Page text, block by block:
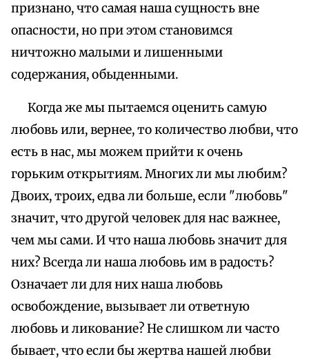
признано, что самая наша сущность вне
опасности, но при этом становимся
ничтожно малыми и лишенными
содержания, обыденными.
Когда же мы пытаемся оценить самую
любовь или, вернее, то количество любви, что
есть в нас, мы можем прийти к очень
горьким открытиям. Многих ли мы любим?
Двоих, троих, едва ли больше, если "любовь"
значит, что другой человек для нас важнее,
чем мы сами. И что наша любовь значит для
них? Всегда ли наша любовь им в радость?
Означает ли для них наша любовь
освобождение, вызывает ли ответную
любовь и ликование? Не слишком ли часто
бывает, что если бы жертва нашей любви